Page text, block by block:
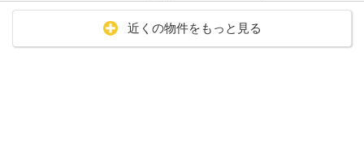
近くの物件をもっと見る